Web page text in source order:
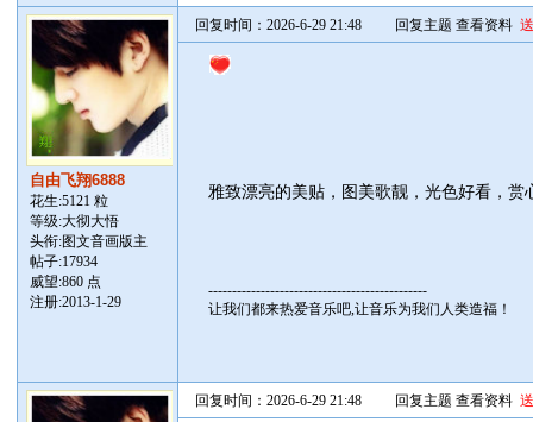
自由飞翔6888
花生:5121 粒
等级:大彻大悟
头衔:图文音画版主
帖子:17934
威望:860 点
注册:2013-1-29
回复时间：2026-6-29 21:48 回复主题 查看资料
雅致漂亮的美贴，图美歌靓，光色好看，赏
----------------------------------------------
让我们都来热爱音乐吧,让音乐为我们人类造福！
回复时间：2026-6-29 21:48 回复主题 查看资料